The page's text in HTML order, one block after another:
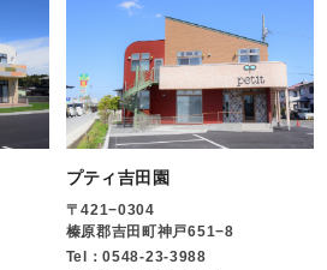
プティ吉田園
〒421−0304
榛原郡吉田町神戸651−8
Tel：0548-23-3988